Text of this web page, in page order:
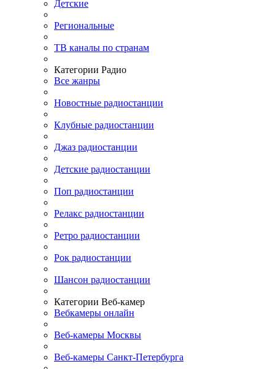
Детские
Региональные
ТВ каналы по странам
Категории Радио
Все жанры
Новостные радиостанции
Клубные радиостанции
Джаз радиостанции
Детские радиостанции
Поп радиостанции
Релакс радиостанции
Ретро радиостанции
Рок радиостанции
Шансон радиостанции
Категории Веб-камер
Вебкамеры онлайн
Веб-камеры Москвы
Веб-камеры Санкт-Петербурга